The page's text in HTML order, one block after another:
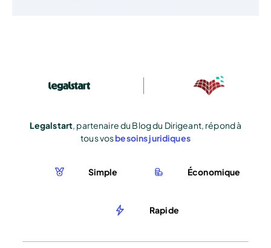
Legalstart, partenaire du Blog du Dirigeant, répond à
tous vosbesoins juridiques
Simple Économique
Rapide